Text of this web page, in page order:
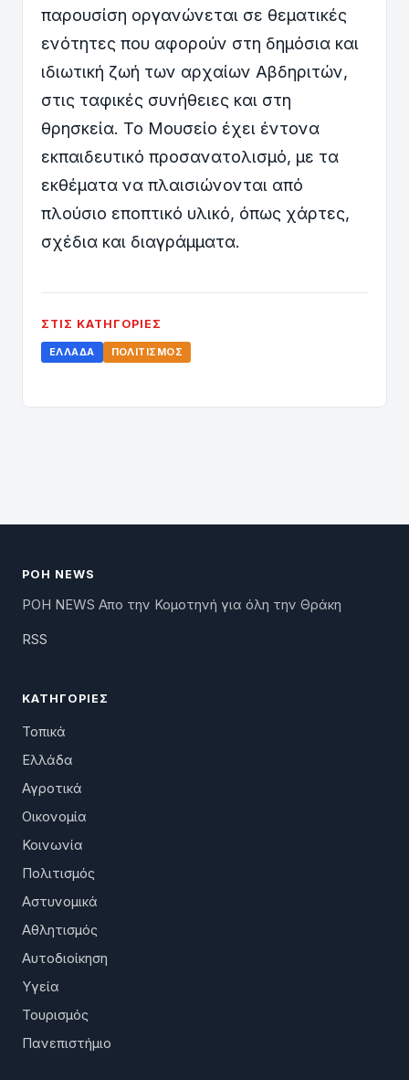
παρουσίση οργανώνεται σε θεματικές
ενότητες που αφορούν στη δημόσια και
ιδιωτική ζωή των αρχαίων Αβδηριτών,
στις ταφικές συνήθειες και στη
θρησκεία. Το Μουσείο έχει έντονα
εκπαιδευτικό προσανατολισμό, με τα
εκθέματα να πλαισιώνονται από
πλούσιο εποπτικό υλικό, όπως χάρτες,
σχέδια και διαγράμματα.
ΣΤΙΣ ΚΑΤΗΓΟΡΊΕΣ
ΕΛΛΆΔΑ ΠΟΛΙΤΙΣΜΌΣ
ΡΟΗ NEWS
ΡΟΗ NEWS Απο την Κομοτηνή για όλη την Θράκη
RSS
ΚΑΤΗΓΟΡΊΕΣ
Τοπικά
Ελλάδα
Αγροτικά
Οικονομία
Κοινωνία
Πολιτισμός
Αστυνομικά
Αθλητισμός
Αυτοδιοίκηση
Υγεία
Τουρισμός
Πανεπιστήμιο